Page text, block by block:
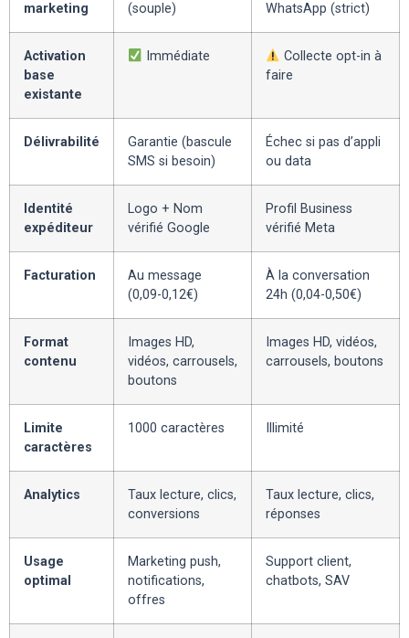
marketing
(souple)
WhatsApp (strict)
Activation
base
existante
Immédiate
Collecte opt-in à
faire
Délivrabilité
Garantie (bascule
SMS si besoin)
Échec si pas d’appli
ou data
Identité
expéditeur
Logo + Nom
vérifié Google
Profil Business
vérifié Meta
Facturation
Au message
(0,09-0,12€)
À la conversation
24h (0,04-0,50€)
Format
contenu
Images HD,
vidéos, carrousels,
boutons
Images HD, vidéos,
carrousels, boutons
Limite
caractères
1000 caractères Illimité
Analytics
Taux lecture, clics,
conversions
Taux lecture, clics,
réponses
Usage
optimal
Marketing push,
notifications,
offres
Support client,
chatbots, SAV